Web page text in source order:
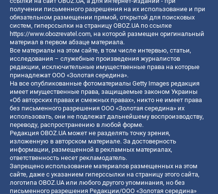
получении письменного разрешения на их использование и при
обязательном размещении прямой, открытой для поисковых
систем, гиперссылки на страницу OBOZ.UA по ссылке
https://www.obozrevatel.com, на которой размещен оригинальный
материал в первом абзаце материала.
Все материалы на этом сайте, в том числе интервью, статьи,
исследования – служебные произведения журналистов
редакции, исключительные имущественные права на которые
принадлежат ООО «Золотая середина».
На все опубликованные фотоматериалы Getty Images редакция
имеет имущественные права, защищаемые законом Украины
«Об авторских правах и смежных правах», никто не имеет права
без письменного разрешения ООО «Золотая середина» их
использовать, они не подлежат дальнейшему воспроизводству,
переводу, распространению в любой форме.
Редакция OBOZ.UA может не разделять точку зрения,
изложенную в авторском материале. За достоверность
информации, размещенной в рекламных материалах,
ответственность несет рекламодатель.
Запрещено использование материалов размещенных на этом
сайте, даже с указанием гиперссылки на страницу этого сайта,
логотипа OBOZ.UA или любого другого упоминания, но без
письменного разрешения Редакции/ООО «Золотая середина»